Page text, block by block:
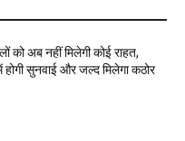
को अब नहीं मिलेगी कोई राहत,
होगी सुनवाई और जल्द मिलेगा कठोर